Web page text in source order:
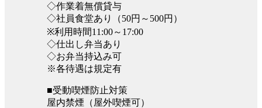
◇作業着無償貸与
◇社員食堂あり（50円～500円）
※利用時間11:00～17:00
◇仕出し弁当あり
◇お弁当持込み可
※各待遇は規定有
■受動喫煙防止対策
屋内禁煙（屋外喫煙可）